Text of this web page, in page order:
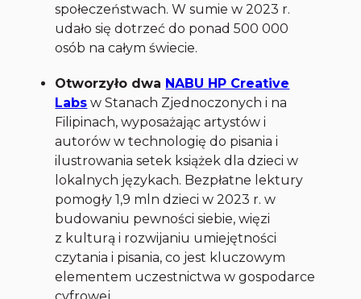
społeczeństwach. W sumie w 2023 r.
udało się dotrzeć do ponad 500 000
osób na całym świecie.
Otworzyło dwa NABU HP Creative
Labs w Stanach Zjednoczonych i na
Filipinach, wyposażając artystów i
autorów w technologię do pisania i
ilustrowania setek książek dla dzieci w
lokalnych językach. Bezpłatne lektury
pomogły 1,9 mln dzieci w 2023 r. w
budowaniu pewności siebie, więzi
z kulturą i rozwijaniu umiejętności
czytania i pisania, co jest kluczowym
elementem uczestnictwa w gospodarce